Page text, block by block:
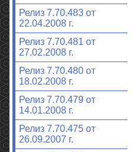
Релиз 7.70.483 от
22.04.2008 г.
Релиз 7.70.481 от
27.02.2008 г.
Релиз 7.70.480 от
18.02.2008 г.
Релиз 7.70.479 от
14.01.2008 г.
Релиз 7.70.475 от
26.09.2007 г.